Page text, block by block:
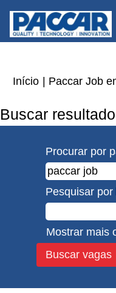
Início Paccar Job
Buscar
Procurar por
Pesquisar
Mostrar mais